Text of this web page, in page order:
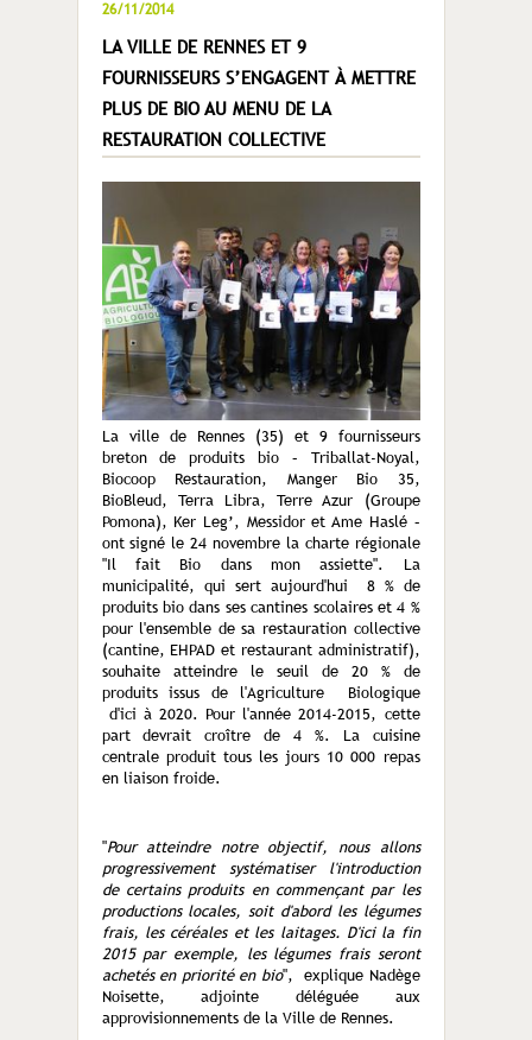
26/11/2014
LA VILLE DE RENNES ET 9
FOURNISSEURS S’ENGAGENT À METTRE
PLUS DE BIO AU MENU DE LA
RESTAURATION COLLECTIVE
La ville de Rennes (35) et 9 fournisseurs
breton de produits bio – Triballat-Noyal,
Biocoop Restauration, Manger Bio 35,
BioBleud, Terra Libra, Terre Azur (Groupe
Pomona), Ker Leg’, Messidor et Ame Haslé –
ont signé le 24 novembre la charte régionale
"Il fait Bio dans mon assiette". La
municipalité, qui sert aujourd'hui 8 % de
produits bio dans ses cantines scolaires et 4 %
pour l'ensemble de sa restauration collective
(cantine, EHPAD et restaurant administratif),
souhaite atteindre le seuil de 20 % de
produits issus de l'Agriculture Biologique
d'ici à 2020. Pour l'année 2014-2015, cette
part devrait croître de 4 %. La cuisine
centrale produit tous les jours 10 000 repas
en liaison froide.
"Pour atteindre notre objectif, nous allons
progressivement systématiser l'introduction
de certains produits en commençant par les
productions locales, soit d'abord les légumes
frais, les céréales et les laitages. D'ici la fin
2015 par exemple, les légumes frais seront
achetés en priorité en bio", explique Nadège
Noisette, adjointe déléguée aux
approvisionnements de la Ville de Rennes.